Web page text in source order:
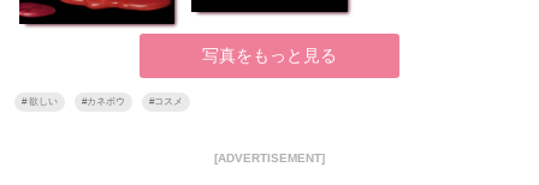
写真をもっと見る
#欲しい #カネボウ #コスメ
[ADVERTISEMENT]